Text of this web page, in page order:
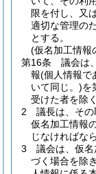
限を付し、又
適切な管理の
とする。
(仮名加工情報
第16条
議会は
報(個人情報で
いて同じ。)を
受けた者を除
2
議長は、そ
仮名加工情報
じなければな
3
議会は、仮
づく場合を除